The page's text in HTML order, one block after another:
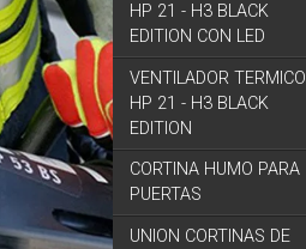
HP 21 - H3 BLACK
EDITION CON LED
VENTILADOR TERMICO
HP 21 - H3 BLACK
EDITION
CORTINA HUMO PARA
PUERTAS
UNION CORTINAS DE